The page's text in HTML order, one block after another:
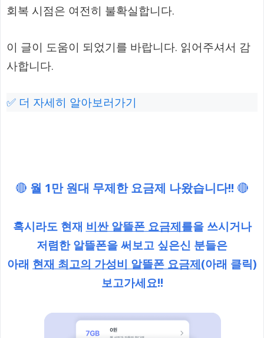
회복 시점은 여전히 불확실합니다.
이 글이 도움이 되었기를 바랍니다. 읽어주셔서 감
사합니다.
✅ 더 자세히 알아보러가기
🔴 월 1만 원대 무제한 요금제 나왔습니다!! 🔴
혹시라도 현재 비싼 알뜰폰 요금제를을 쓰시거나
저렴한 알뜰폰을 써보고 싶은신 분들은
아래 현재 최고의 가성비 알뜰폰 요금제(아래 클릭)
보고가세요!!